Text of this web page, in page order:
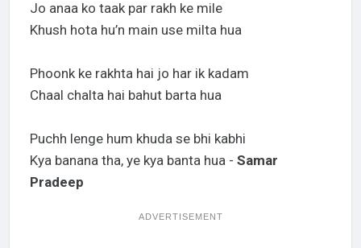
Jo anaa ko taak par rakh ke mile
Khush hota hu’n main use milta hua
Phoonk ke rakhta hai jo har ik kadam
Chaal chalta hai bahut barta hua
Puchh lenge hum khuda se bhi kabhi
Kya banana tha, ye kya banta hua - Samar
Pradeep
ADVERTISEMENT